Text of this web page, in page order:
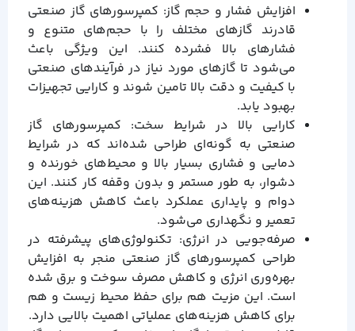
افزایش فشار و حجم گاز: کمپرسورهای گاز صنعتی
قادرند گازهای مختلف را با حجم‌های متنوع و
فشارهای بالا فشرده کنند. این ویژگی باعث
می‌شود تا گازهای مورد نیاز در فرآیندهای صنعتی
با کیفیت و دقت بالا تامین شوند و کارایی تجهیزات
بهبود یابد.
کارایی بالا در شرایط سخت: کمپرسورهای گاز
صنعتی به گونه‌ای طراحی شده‌اند که در شرایط
دمایی و فشاری بسیار بالا و محیط‌های خورنده و
دشوار، به طور مستمر و بدون وقفه کار کنند. این
دوام و پایداری عملکرد باعث کاهش هزینه‌های
تعمیر و نگهداری می‌شود.
صرفه‌جویی در انرژی: تکنولوژی‌های پیشرفته در
طراحی کمپرسورهای گاز صنعتی منجر به افزایش
بهره‌وری انرژی و کاهش مصرف سوخت و برق شده
است. این مزیت هم برای حفظ محیط زیست و هم
برای کاهش هزینه‌های عملیاتی اهمیت بالایی دارد.